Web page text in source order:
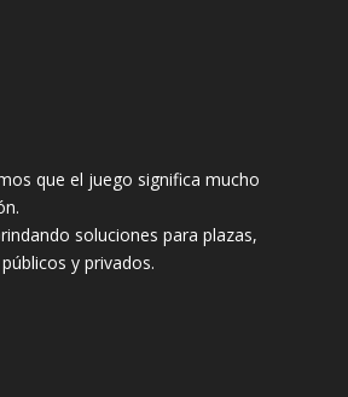
que el juego significa mucho
soluciones para plazas,
y privados.